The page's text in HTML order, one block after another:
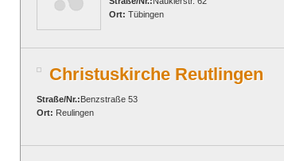
Ort: Tübingen
Christuskirche Reutlingen
Straße/Nr.:Benzstraße 53
Ort: Reulingen